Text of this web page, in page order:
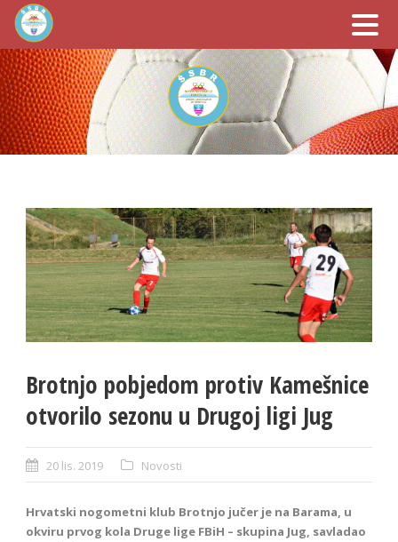
Brotnjo pobjedom protiv Kamešnice
otvorilo sezonu u Drugoj ligi Jug
20 lis. 2019 Novosti
Hrvatski nogometni klub Brotnjo jučer je na Barama, u
okviru prvog kola Druge lige FBiH – skupina Jug, savladao